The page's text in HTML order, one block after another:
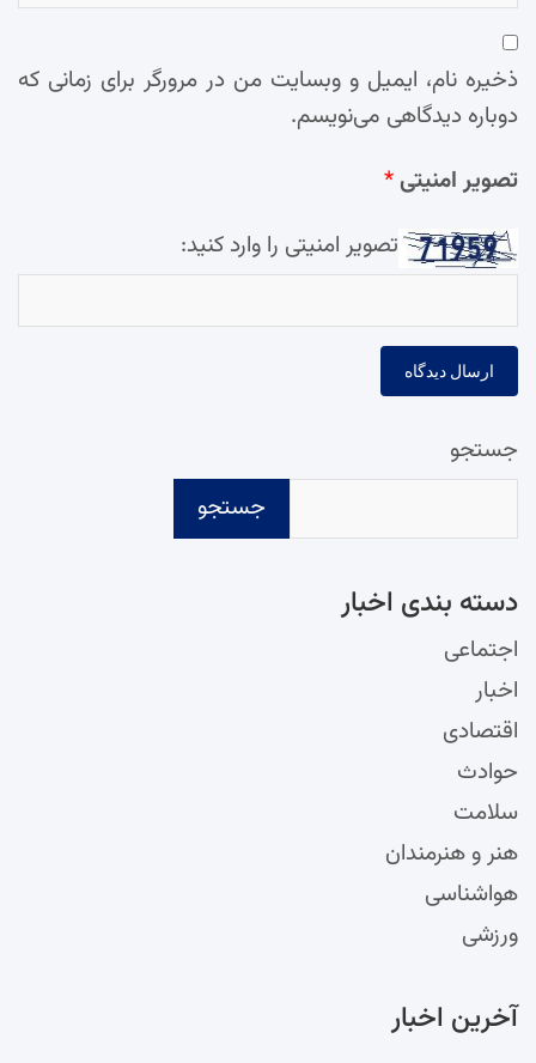
ذخیره نام، ایمیل و وبسایت من در مرورگر برای زمانی که
دوباره دیدگاهی می‌نویسم.
تصویر امنیتی*
تصویر امنیتی را وارد کنید:
جستجو
جستجو
دسته‌ بندی اخبار
اجتماعی
اخبار
اقتصادی
حوادث
سلامت
هنر و هنرمندان
هواشناسی
ورزشی
آخرین اخبار